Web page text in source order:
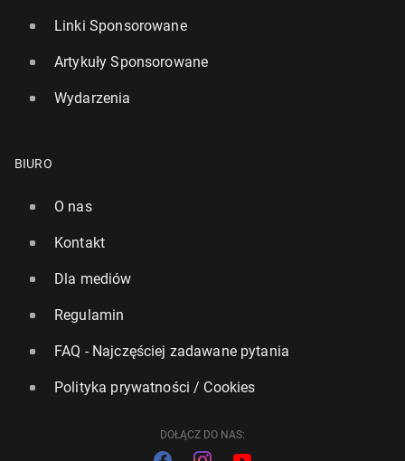
Linki Sponsorowane
Artykuły Sponsorowane
Wydarzenia
BIURO
O nas
Kontakt
Dla mediów
Regulamin
FAQ - Najczęściej zadawane pytania
Polityka prywatności / Cookies
DOŁĄCZ DO NAS: